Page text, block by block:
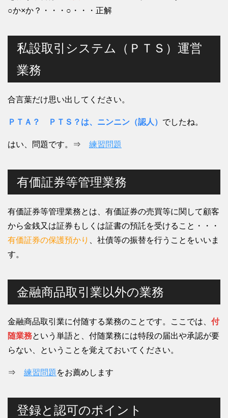
○か×か？・・・○・・・正解
私設取引システム（ＰＴＳ）運営
業務
合言葉だけ思い出してください。
ＰＴＡ？ ＰＴＳ？は、ニンニン（認人） でしたね。
はい、問題です。⇒ 練習問題
有価証券等管理業務
有価証券等管理業務とは、有価証券の売買等に関して顧客
から金銭又は証券もしくは証書の預託を受けること・・・
有価証券の保護預かり
、社債等の振替を行うことをいいま
す。
金融商品取引業以外の業務
金融商品取引業に付随する業務のことです。ここでは、 付
随業務という単語と、付随業務には特段の届出や承認が要
らない、ということを覚えておいてください。
⇒ 練習問題 をお薦めします
登録と認可のポイント